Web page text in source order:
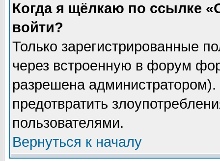
Когда я щёлкаю по ссылке
войти?
Только зарегистрированные
через встроенную в форум
разрешена
предотвратить
пользователями.
Вернуться к началу